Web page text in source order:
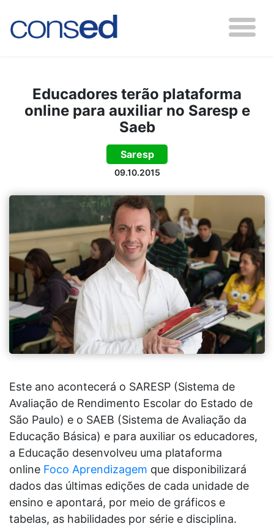
Educadores terão plataforma
online para auxiliar no Saresp e
Saeb
Saresp
09.10.2015
Este ano acontecerá o SARESP (Sistema de
Avaliação de Rendimento Escolar do Estado de
São Paulo) e o SAEB (Sistema de Avaliação da
Educação Básica) e para auxiliar os educadores,
a Educação desenvolveu uma plataforma
online Foco Aprendizagem que disponibilizará
dados das últimas edições de cada unidade de
ensino e apontará, por meio de gráficos e
tabelas, as habilidades por série e disciplina.